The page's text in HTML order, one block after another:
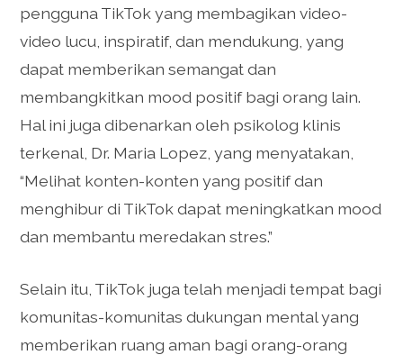
pengguna TikTok yang membagikan video-
video lucu, inspiratif, dan mendukung, yang
dapat memberikan semangat dan
membangkitkan mood positif bagi orang lain.
Hal ini juga dibenarkan oleh psikolog klinis
terkenal, Dr. Maria Lopez, yang menyatakan,
“Melihat konten-konten yang positif dan
menghibur di TikTok dapat meningkatkan mood
dan membantu meredakan stres.”
Selain itu, TikTok juga telah menjadi tempat bagi
komunitas-komunitas dukungan mental yang
memberikan ruang aman bagi orang-orang